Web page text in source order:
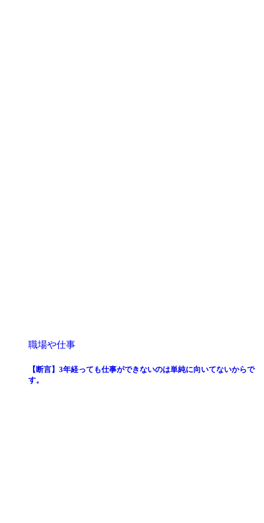
職場や仕事
【断言】3年経っても仕事ができないのは単純に向いてないからで
す。